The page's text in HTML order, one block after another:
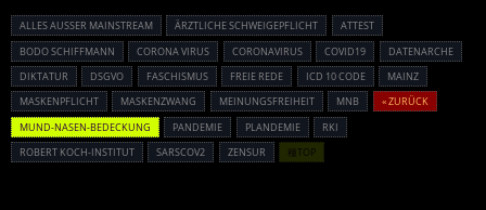
ALLES AUSSER MAINSTREAM ÄRZTLICHE SCHWEIGEPFLICHT
ATTEST
BODO SCHIFFMANN
CORONA VIRUS CORONAVIRUS COVID19
DATENARCHE
DIKTATUR
DSGVO FASCHISMUS FREIE REDE ICD 10 CODE
MAINZ
MASKENPFLICHT
MASKENZWANG MEINUNGSFREIHEIT MNB
« ZURÜCK
MUND-NASEN-BEDECKUNG
PANDEMIE PLANDEMIE
RKI
ROBERT KOCH-INSTITUT
SARSCOV2 ZENSUR 種TOP